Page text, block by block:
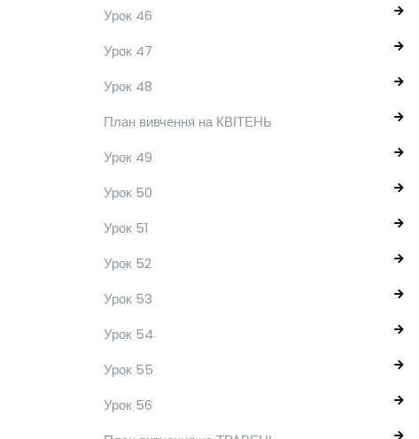
Урок 46
Урок 47
Урок 48
План вивчення на КВІТЕНЬ
Урок 49
Урок 50
Урок 51
Урок 52
Урок 53
Урок 54
Урок 55
Урок 56